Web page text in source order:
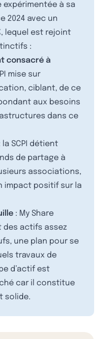
expérimentée à sa
2024 avec un
lequel est rejoint
:
consacré à
mise sur
ciblant, de ce
aux besoins
dans ce
la SCPI détient
de partage à
associations,
impact positif sur la
: My Share
des actifs assez
une plan pour se
travaux de
d’actif est
car il constitue
solide.